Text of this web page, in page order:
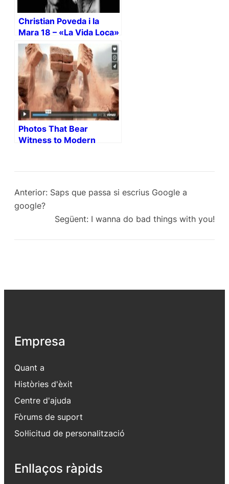
Christian Poveda i la
Mara 18 – «La Vida Loca»
Photos That Bear
Witness to Modern
Anterior: Saps que passa si escrius Google a
google?
Següent: I wanna do bad things with you!
Empresa
Quant a
Històries d'èxit
Centre d'ajuda
Fòrums de suport
Sol·licitud de personalització
Enllaços ràpids